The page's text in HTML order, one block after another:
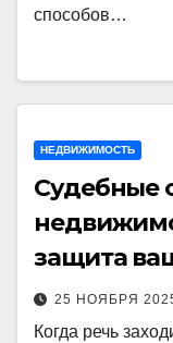
способов…
НЕДВИЖИМОСТЬ
Судебные
защита
25 НОЯБРЯ
Когда речь